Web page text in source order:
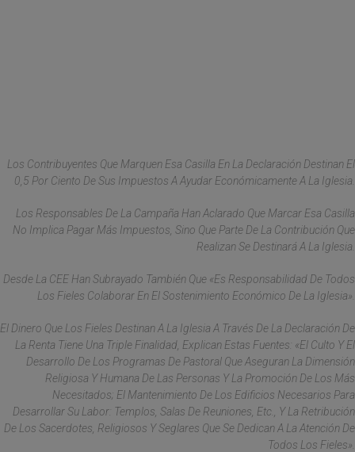
Los Contribuyentes Que Marquen Esa Casilla En La Declaración Destinan El
0,5 Por Ciento De Sus Impuestos A Ayudar Económicamente A La Iglesia.
Los Responsables De La Campaña Han Aclarado Que Marcar Esa Casilla
No Implica Pagar Más Impuestos, Sino Que Parte De La Contribución Que
Realizan Se Destinará A La Iglesia.
Desde La CEE Han Subrayado También Que «es Responsabilidad De Todos
Los Fieles Colaborar En El Sostenimiento Económico De La Iglesia».
El Dinero Que Los Fieles Destinan A La Iglesia A Través De La Declaración De
La Renta Tiene Una Triple Finalidad, Explican Estas Fuentes: «El Culto Y El
Desarrollo De Los Programas De Pastoral Que Aseguran La Dimensión
Religiosa Y Humana De Las Personas Y La Promoción De Los Más
Necesitados; El Mantenimiento De Los Edificios Necesarios Para
Desarrollar Su Labor: Templos, Salas De Reuniones, Etc., Y La Retribución
De Los Sacerdotes, Religiosos Y Seglares Que Se Dedican A La Atención De
Todos Los Fieles».